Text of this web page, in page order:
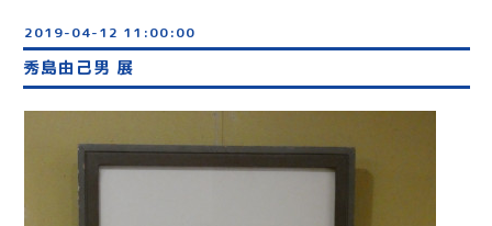
2019-04-12 11:00:00
秀島由己男 展